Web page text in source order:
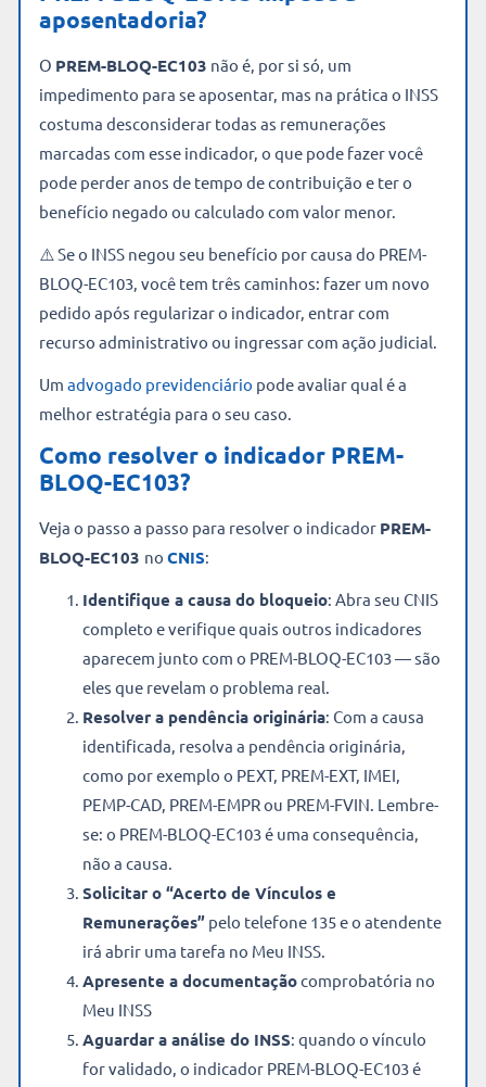
aposentadoria?
O PREM-BLOQ-EC103 não é, por si só, um
impedimento para se aposentar, mas na prática o INSS
costuma desconsiderar todas as remunerações
marcadas com esse indicador, o que pode fazer você
pode perder anos de tempo de contribuição e ter o
benefício negado ou calculado com valor menor.
⚠️ Se o INSS negou seu benefício por causa do PREM-
BLOQ-EC103, você tem três caminhos: fazer um novo
pedido após regularizar o indicador, entrar com
recurso administrativo ou ingressar com ação judicial.
Um advogado previdenciário pode avaliar qual é a
melhor estratégia para o seu caso.
Como resolver o indicador PREM-
BLOQ-EC103?
Veja o passo a passo para resolver o indicador PREM-
BLOQ-EC103 no CNIS:
Identifique a causa do bloqueio: Abra seu CNIS
completo e verifique quais outros indicadores
aparecem junto com o PREM-BLOQ-EC103 — são
eles que revelam o problema real.
Resolver a pendência originária: Com a causa
identificada, resolva a pendência originária,
como por exemplo o PEXT, PREM-EXT, IMEI,
PEMP-CAD, PREM-EMPR ou PREM-FVIN. Lembre-
se: o PREM-BLOQ-EC103 é uma consequência,
não a causa.
Solicitar o “Acerto de Vínculos e
Remunerações” pelo telefone 135 e o atendente
irá abrir uma tarefa no Meu INSS.
Apresente a documentaçãocomprobatória no
Meu INSS
Aguardar a análise do INSS: quando o vínculo
for validado, o indicador PREM-BLOQ-EC103 é